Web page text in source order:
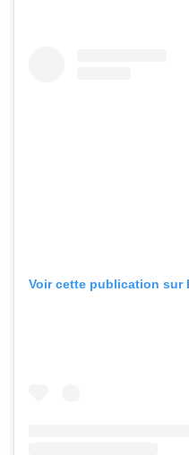
Voir cette publication sur